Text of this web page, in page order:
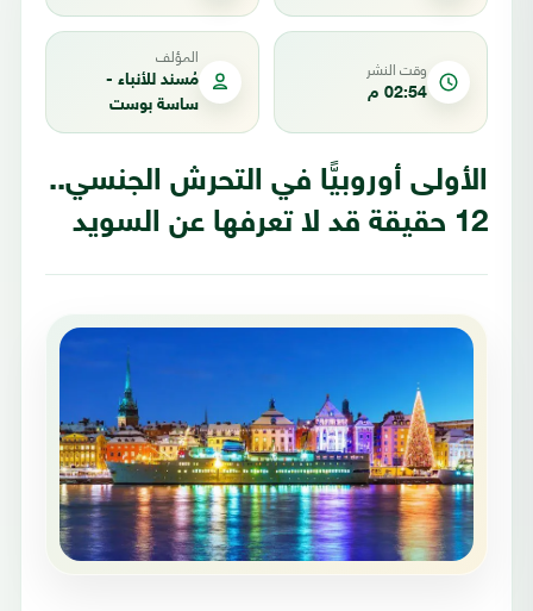
وقت النشر
02:54 م
المؤلف
مُسند للأنباء -
ساسة بوست
الأولى أوروبيًّا في التحرش الجنسي..
12 حقيقة قد لا تعرفها عن السويد